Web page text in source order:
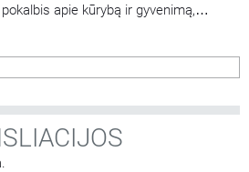
apie kūrybą ir gyvenimą,
ir meilę. Penkių vaikų tėvas ir penkių
širdies žmogų. Pirmojo atkurtos